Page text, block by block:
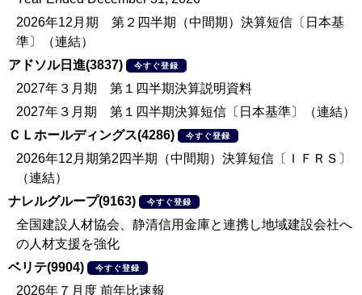
2026年12月期 第２四半期（中間期）決算短信〔日本基
準〕（連結）
アドソル日進(3837)
今すぐ登録
2027年３月期 第１四半期決算説明資料
2027年３月期 第１四半期決算短信〔日本基準〕（連結）
ＣＬホールディングス(4286)
今すぐ登録
2026年12月期第2四半期（中間期）決算短信〔ＩＦＲＳ〕
（連結）
ナレルグループ(9163)
今すぐ登録
全国建設人材協会、静清信用金庫と連携し地域建設会社へ
の人材支援を強化
ベリテ(9904)
今すぐ登録
2026年７月度 前年比速報